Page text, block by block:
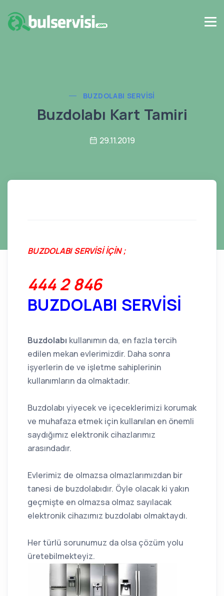
BUZDOLABI SERVISI
Buzdolabı Kart Tamiri
29.11.2019
BUZDOLABI SERVİSİ İÇİN ;
444 2 846
BUZDOLABI SERVİSİ
Buzdolabı kullanımın da, en fazla tercih
edilen mekan evlerimizdir. Daha sonra
işyerlerin de ve işletme sahiplerinin
kullanımların da olmaktadır.
Buzdolabı yiyecek ve içeceklerimizi korumak
ve muhafaza etmek için kullanılan en önemli
saydığımız elektronik cihazlarımız
arasındadır.
Evlerimiz de olmazsa olmazlarımızdan bir
tanesi de buzdolabıdır. Öyle olacak ki yakın
geçmişte en olmazsa olmaz sayılacak
elektronik cihazımız buzdolabı olmaktaydı.
Her türlü sorunumuz da olsa çözüm yolu
üretebilmekteyiz.